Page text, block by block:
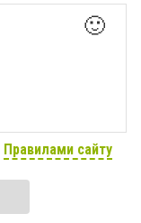
🙂
Правилами сайту